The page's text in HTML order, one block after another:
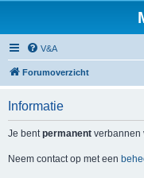
V&A
Forumoverzicht
Informatie
Je bentpermanent verbannen
Neem contact op met een